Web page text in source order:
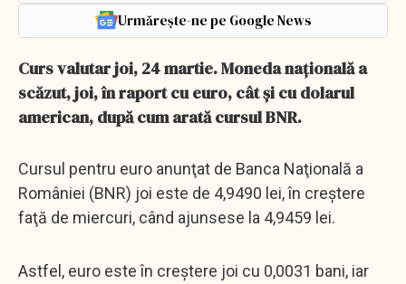
Urmărește-ne pe Google News
Curs valutar joi, 24 martie. Moneda naţională a
scăzut, joi, în raport cu euro, cât și cu dolarul
american, după cum arată cursul BNR.
Cursul pentru euro anunţat de Banca Naţională a
României (BNR) joi este de 4,9490 lei, în creştere
faţă de miercuri, când ajunsese la 4,9459 lei.
Astfel, euro este în creştere joi cu 0,0031 bani, iar